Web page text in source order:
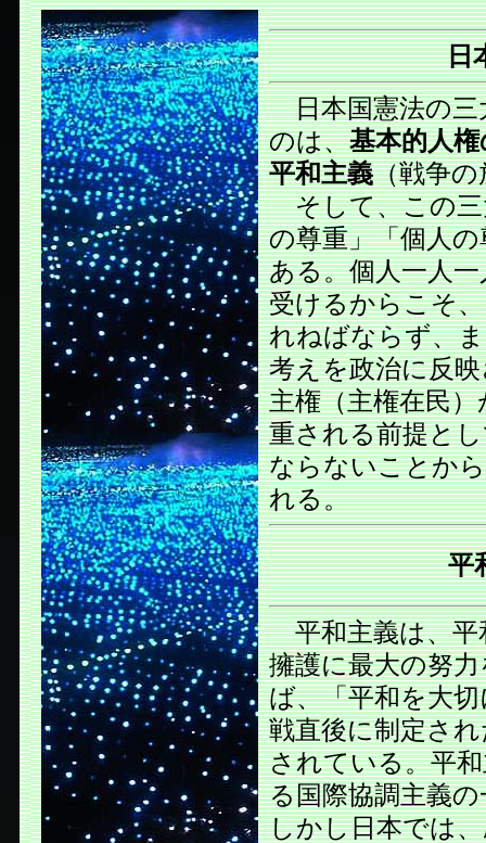
日
日本国憲法の三
のは、基本的人
平和主義（戦争の
そして、この三
の尊重」「個人
ある。個人一人
受けるからこそ
れねばならず、
考えを政治に反
主権（主権在民
重される前提と
ならないことか
れる。
平
平和主義は、平
擁護に最大の努
ば、「平和を大
戦直後に制定さ
されている。平
る国際協調主義
しかし日本では